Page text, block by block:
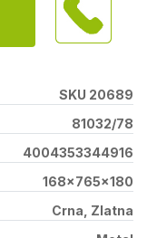
SKU 20689
81032/78
4004353344916
168x765x180
Crna, Zlatna